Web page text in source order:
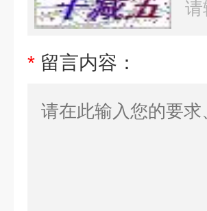
* 留言内容：